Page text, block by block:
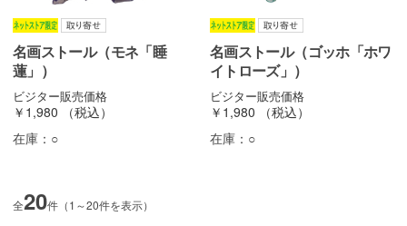
名画ストール（モネ「睡
蓮」）
ビジター販売価格
￥1,980
（税込）
在庫： ○
名画ストール（ゴッホ「ホワ
イトローズ」）
ビジター販売価格
￥1,980
（税込）
在庫： ○
全20件（1～20件を表示）